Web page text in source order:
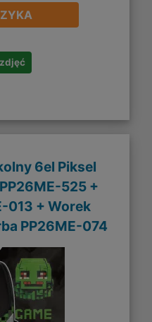
6el Piksel
525 +
013 + Worek
PP26ME-074